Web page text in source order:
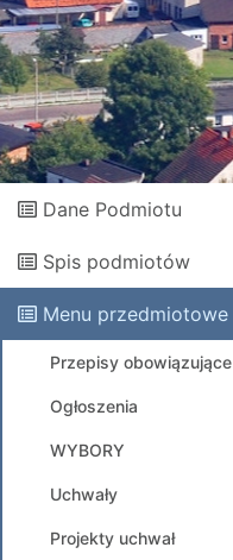
Dane Podmiotu
Spis podmiotów
Menu przedmiotowe
Przepisy obowiązujące
Ogłoszenia
WYBORY
Uchwały
Projekty uchwał